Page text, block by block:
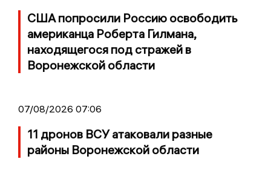
США попросили Россию освободить
американца Роберта Гилмана,
находящегося под стражей в
Воронежской области
07/08/2026 07:06
11 дронов ВСУ атаковали разные
районы Воронежской области